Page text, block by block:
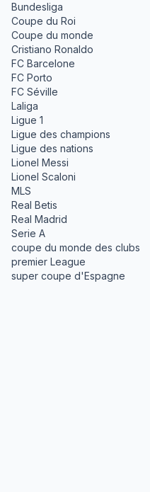
Bundesliga
Coupe du Roi
Coupe du monde
Cristiano Ronaldo
FC Barcelone
FC Porto
FC Séville
Laliga
Ligue 1
Ligue des champions
Ligue des nations
Lionel Messi
Lionel Scaloni
MLS
Real Betis
Real Madrid
Serie A
coupe du monde des clubs
premier League
super coupe d'Espagne